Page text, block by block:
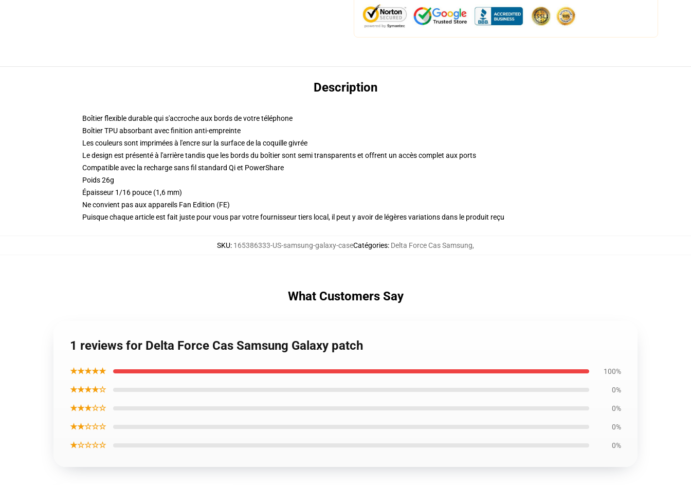
Description
Boîtier flexible durable qui s'accroche aux bords de votre téléphone
Boîtier TPU absorbant avec finition anti-empreinte
Les couleurs sont imprimées à l'encre sur la surface de la coquille givrée
Le design est présenté à l'arrière tandis que les bords du boîtier sont semi transparents et offrent un accès complet aux ports
Compatible avec la recharge sans fil standard Qi et PowerShare
Poids 26g
Épaisseur 1/16 pouce (1,6 mm)
Ne convient pas aux appareils Fan Edition (FE)
Puisque chaque article est fait juste pour vous par votre fournisseur tiers local, il peut y avoir de légères variations dans le produit reçu
SKU: 165386333-US-samsung-galaxy-caseCatégories: Delta Force Cas Samsung,
What Customers Say
1 reviews for Delta Force Cas Samsung Galaxy patch
★★★★★ 100%
★★★★☆ 0%
★★★☆☆ 0%
★★☆☆☆ 0%
★☆☆☆☆ 0%